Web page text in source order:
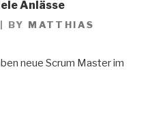
Anlässe
BY MATTHIAS
neue Scrum Master im